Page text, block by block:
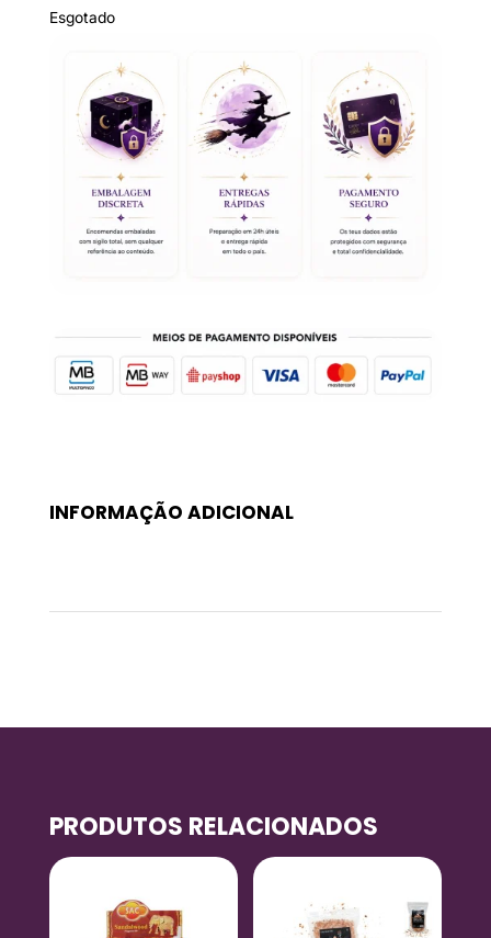
Esgotado
INFORMAÇÃO ADICIONAL
PRODUTOS RELACIONADOS